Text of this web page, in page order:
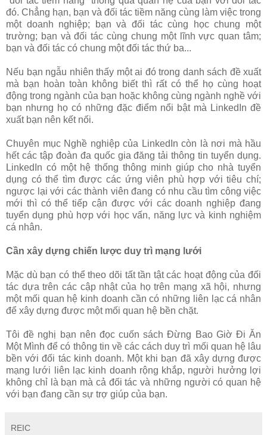
đó. Chẳng hạn, bạn và đối tác tiềm năng cùng làm việc trong
một doanh nghiệp; bạn và đối tác cùng học chung một
trường; bạn và đối tác cùng chung một lĩnh vực quan tâm;
bạn và đối tác có chung một đối tác thứ ba...
Nếu bạn ngẫu nhiên thấy một ai đó trong danh sách đề xuất
mà bạn hoàn toàn không biết thì rất có thể họ cùng hoạt
động trong ngành của bạn hoặc không cùng ngành nghề với
bạn nhưng họ có những đặc điểm nổi bật mà LinkedIn đề
xuất bạn nên kết nối.
Chuyên mục Nghề nghiệp của LinkedIn còn là nơi mà hầu
hết các tập đoàn đa quốc gia đăng tải thông tin tuyển dụng.
LinkedIn có một hệ thống thông minh giúp cho nhà tuyển
dụng có thể tìm được các ứng viên phù hợp với tiêu chí;
ngược lại với các thành viên đang có nhu cầu tìm công việc
mới thì có thể tiếp cận được với các doanh nghiệp đang
tuyển dụng phù hợp với học vấn, năng lực và kinh nghiệm
cá nhân.
Cần xây dựng chiến lược duy trì mạng lưới
Mặc dù bạn có thể theo dõi tất tần tật các hoạt động của đối
tác dựa trên các cập nhật của họ trên mạng xã hội, nhưng
một mối quan hệ kinh doanh cần có những liên lạc cá nhân
để xây dựng được một mối quan hệ bền chặt.
Tôi đề nghị bạn nên đọc cuốn sách Đừng Bao Giờ Đi Ăn
Một Mình để có thông tin về các cách duy trì mối quan hệ lâu
bền với đối tác kinh doanh. Một khi bạn đã xây dựng được
mạng lưới liên lạc kinh doanh rộng khắp, người hưởng lợi
không chỉ là bạn mà cả đối tác và những người có quan hệ
với bạn đang cần sự trợ giúp của bạn.
REIC